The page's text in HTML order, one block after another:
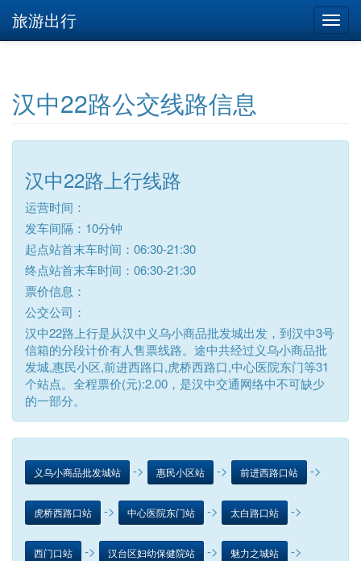
旅游出行
汉中22路公交线路信息
汉中22路上行线路
运营时间：
发车间隔：10分钟
起点站首末车时间：06:30-21:30
终点站首末车时间：06:30-21:30
票价信息：
公交公司：
汉中22路上行是从汉中义乌小商品批发城出发，到汉中3号
信箱的分段计价有人售票线路。途中共经过义乌小商品批
发城,惠民小区,前进西路口,虎桥西路口,中心医院东门等31
个站点。全程票价(元):2.00，是汉中交通网络中不可缺少
的一部分。
义乌小商品批发城站 -> 惠民小区站 -> 前进西路口站 ->
虎桥西路口站 -> 中心医院东门站 -> 太白路口站 ->
西门口站 -> 汉台区妇幼保健院站 -> 魅力之城站 ->